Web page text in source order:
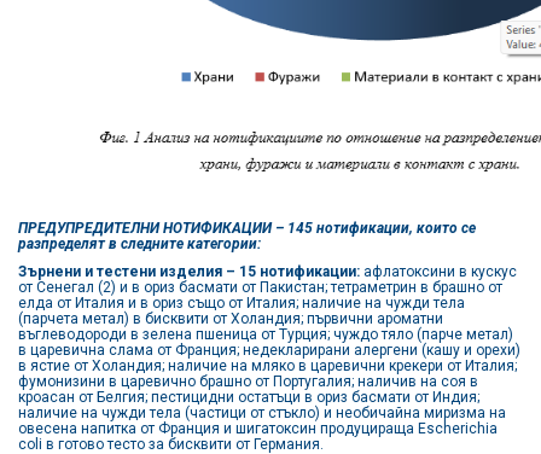
ПРЕДУПРЕДИТЕЛНИ НОТИФИКАЦИИ – 145 нотификации, които се
разпределят в следните категории:
Зърнени и тестени изделия – 15 нотификации: афлатоксини в кускус
от Сенегал (2) и в ориз басмати от Пакистан; тетраметрин в брашно от
елда от Италия и в ориз също от Италия; наличие на чужди тела
(парчета метал) в бисквити от Холандия; първични ароматни
въглеводороди в зелена пшеница от Турция; чуждо тяло (парче метал)
в царевична слама от Франция; недекларирани алергени (кашу и орехи)
в ястие от Холандия; наличие на мляко в царевични крекери от Италия;
фумонизини в царевично брашно от Португалия; наличив на соя в
кроасан от Белгия; пестицидни остатъци в ориз басмати от Индия;
наличие на чужди тела (частици от стъкло) и необичайна миризма на
овесена напитка от Франция и шигатоксин продуцираща Escherichia
coli в готово тесто за бисквити от Германия.